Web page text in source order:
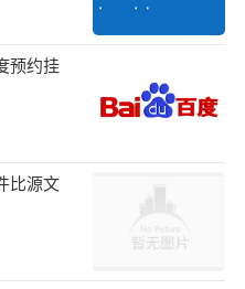
预约挂
比源文